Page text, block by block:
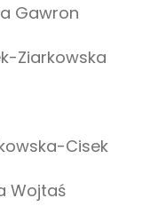
Gawron
Ziarkowska
Cisek
Wojtaś